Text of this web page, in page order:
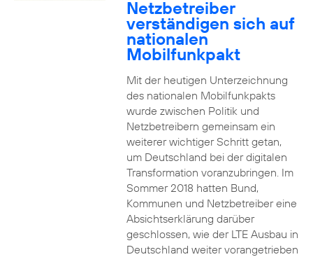
Netzbetreiber
verständigen sich auf
nationalen
Mobilfunkpakt
Mit der heutigen Unterzeichnung
des nationalen Mobilfunkpakts
wurde zwischen Politik und
Netzbetreibern gemeinsam ein
weiterer wichtiger Schritt getan,
um Deutschland bei der digitalen
Transformation voranzubringen. Im
Sommer 2018 hatten Bund,
Kommunen und Netzbetreiber eine
Absichtserklärung darüber
geschlossen, wie der LTE Ausbau in
Deutschland weiter vorangetrieben